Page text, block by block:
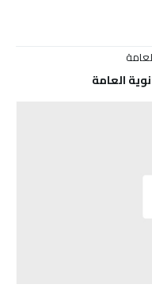
العامة